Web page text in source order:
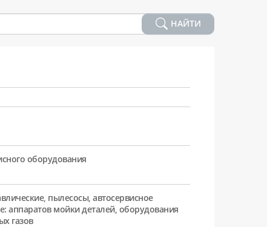
НАЙТИ
оборудования
пылесосы, автосервисное
аппаратов мойки деталей, оборудования
газов